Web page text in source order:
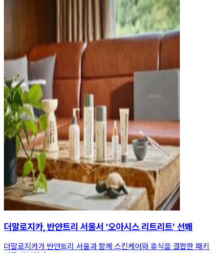
더말로지카, 반얀트리 서울서 ‘오아시스 리트리트’ 선봬
더말로지카가 반얀트리 서울과 함께 스킨케어와 휴식을 결합한 패키